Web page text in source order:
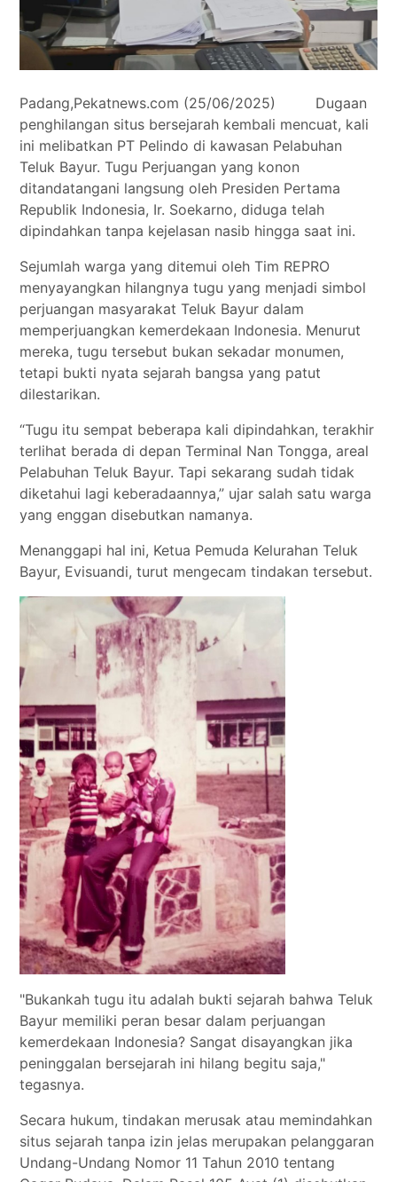
Padang,Pekatnews.com (25/06/2025) Dugaan
penghilangan situs bersejarah kembali mencuat, kali
ini melibatkan PT Pelindo di kawasan Pelabuhan
Teluk Bayur. Tugu Perjuangan yang konon
ditandatangani langsung oleh Presiden Pertama
Republik Indonesia, Ir. Soekarno, diduga telah
dipindahkan tanpa kejelasan nasib hingga saat ini.
Sejumlah warga yang ditemui oleh Tim REPRO
menyayangkan hilangnya tugu yang menjadi simbol
perjuangan masyarakat Teluk Bayur dalam
memperjuangkan kemerdekaan Indonesia. Menurut
mereka, tugu tersebut bukan sekadar monumen,
tetapi bukti nyata sejarah bangsa yang patut
dilestarikan.
“Tugu itu sempat beberapa kali dipindahkan, terakhir
terlihat berada di depan Terminal Nan Tongga, areal
Pelabuhan Teluk Bayur. Tapi sekarang sudah tidak
diketahui lagi keberadaannya,” ujar salah satu warga
yang enggan disebutkan namanya.
Menanggapi hal ini, Ketua Pemuda Kelurahan Teluk
Bayur, Evisuandi, turut mengecam tindakan tersebut.
"Bukankah tugu itu adalah bukti sejarah bahwa Teluk
Bayur memiliki peran besar dalam perjuangan
kemerdekaan Indonesia? Sangat disayangkan jika
peninggalan bersejarah ini hilang begitu saja,"
tegasnya.
Secara hukum, tindakan merusak atau memindahkan
situs sejarah tanpa izin jelas merupakan pelanggaran
Undang-Undang Nomor 11 Tahun 2010 tentang